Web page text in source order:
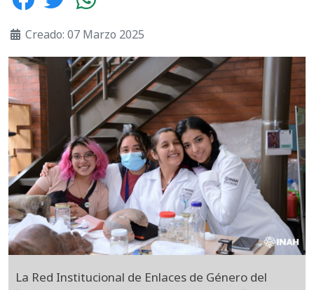
Creado: 07 Marzo 2025
La Red Institucional de Enlaces de Género del